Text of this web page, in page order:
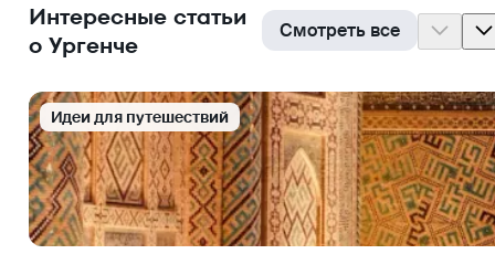
Интересные статьи
о Ургенче
Смотреть все
Идеи для путешествий